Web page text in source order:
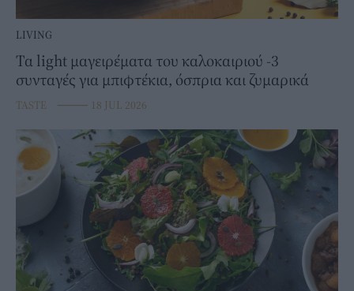
LIVING
Τα light μαγειρέματα του καλοκαιριού -3
συνταγές για μπιφτέκια, όσπρια και ζυμαρικά
TASTE ⸻ 18 JUL 2026